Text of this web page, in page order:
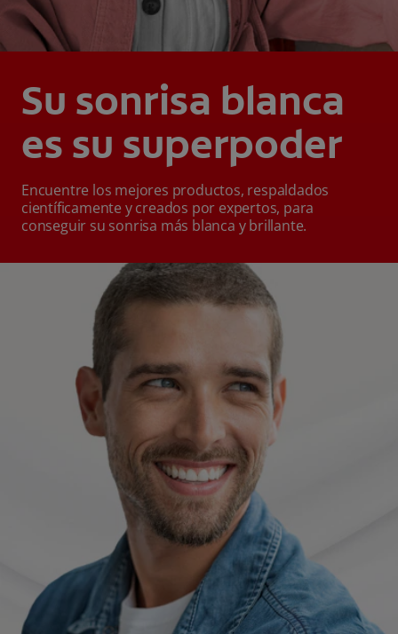
Su sonrisa blanca
es su superpoder
Encuentre los mejores productos, respaldados
científicamente y creados por expertos, para
conseguir su sonrisa más blanca y brillante.